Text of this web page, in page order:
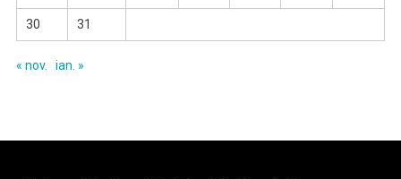
30 31
« nov. ian. »